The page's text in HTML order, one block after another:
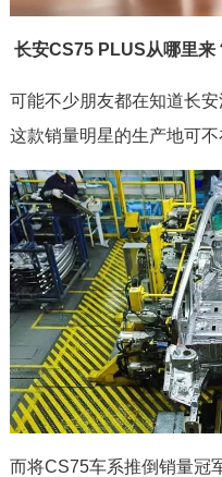
长安CS75 PLUS从哪里来
可能不少朋友都在知道长
这款销量明星的生产地可不
而将CS75车系推倒销量冠